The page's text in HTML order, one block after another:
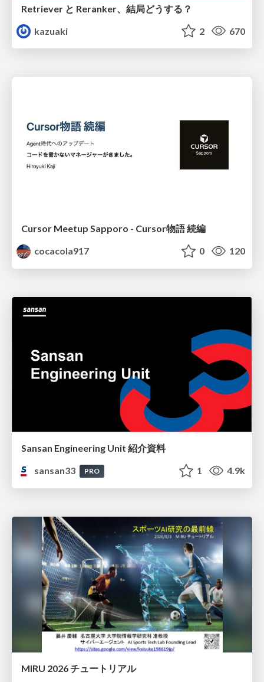
Retriever と Reranker、結局どうする？
kazuaki
2 670
Cursor Meetup Sapporo - Cursor物語 続編
cocacola917
0 120
Sansan Engineering Unit 紹介資料
sansan33
PRO 1 4.9k
MIRU 2026 チュートリアル